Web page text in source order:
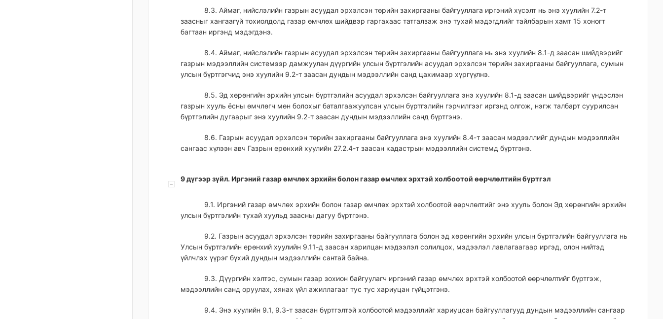
8.3. Аймаг, нийслэлийн газрын асуудал эрхэлсэн төрийн захиргааны байгууллага иргэний хүсэлт нь энэ хуулийн 7.2-т
заасныг хангаагүй тохиолдолд газар өмчлөх шийдвэр гаргахаас татгалзаж энэ тухай мэдэгдлийг тайлбарын хамт 15 хоногт
багтаан иргэнд мэдэгдэнэ.
8.4. Аймаг, нийслэлийн газрын асуудал эрхэлсэн төрийн захиргааны байгууллага нь энэ хуулийн 8.1-д заасан шийдвэрийг
газрын мэдээллийн системээр дамжуулан дүүргийн улсын бүртгэлийн асуудал эрхэлсэн төрийн захиргааны байгууллага, сумын
улсын бүртгэгчид энэ хуулийн 9.2-т заасан дундын мэдээллийн санд цахимаар хүргүүлнэ.
8.5. Эд хөрөнгийн эрхийн улсын бүртгэлийн асуудал эрхэлсэн байгууллага энэ хуулийн 8.1-д заасан шийдвэрийг үндэслэн
газрын хууль ёсны өмчлөгч мөн болохыг баталгаажуулсан улсын бүртгэлийн гэрчилгээг иргэнд олгож, нэгж талбарт суурилсан
бүртгэлийн дугаарыг энэ хуулийн 9.2-т заасан дундын мэдээллийн санд бүртгэнэ.
8.6. Газрын асуудал эрхэлсэн төрийн захиргааны байгууллага энэ хуулийн 8.4-т заасан мэдээллийг дундын мэдээллийн
сангаас хүлээн авч Газрын ерөнхий хуулийн 27.2.4-т заасан кадастрын мэдээллийн системд бүртгэнэ.
9 дүгээр зүйл. Иргэний газар өмчлөх эрхийн болон газар өмчлөх эрхтэй холбоотой өөрчлөлтийн бүртгэл
9.1. Иргэний газар өмчлөх эрхийн болон газар өмчлөх эрхтэй холбоотой өөрчлөлтийг энэ хууль болон Эд хөрөнгийн эрхийн
улсын бүртгэлийн тухай хуульд заасны дагуу бүртгэнэ.
9.2. Газрын асуудал эрхэлсэн төрийн захиргааны байгууллага болон эд хөрөнгийн эрхийн улсын бүртгэлийн байгууллага нь
Улсын бүртгэлийн ерөнхий хуулийн 9.11-д заасан харилцан мэдээлэл солилцох, мэдээлэл лавлагаагаар иргэд, олон нийтэд
үйлчлэх үүрэг бүхий дундын мэдээллийн сантай байна.
9.3. Дүүргийн хэлтэс, сумын газар зохион байгуулагч иргэний газар өмчлөх эрхтэй холбоотой өөрчлөлтийг бүртгэж,
мэдээллийн санд оруулах, хянах үйл ажиллагааг тус тус хариуцан гүйцэтгэнэ.
9.4. Энэ хуулийн 9.1, 9.3-т заасан бүртгэлтэй холбоотой мэдээллийг хариуцсан байгууллагууд дундын мэдээллийн сангаар